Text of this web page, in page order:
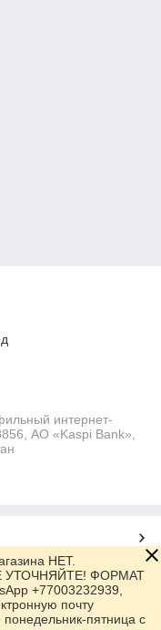
интернет-
АО «Kaspi Bank»,
НЕТ.
УТОЧНЯЙТЕ! ФОРМАТ
+77003232939,
почту
пятница с